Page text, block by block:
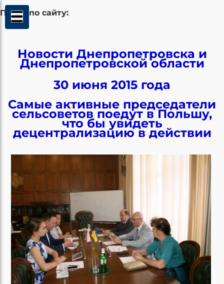
Поиск по сайту:
Новости Днепропетровска и
Днепропетровской области
30 июня 2015 года
Самые активные председатели
сельсоветов поедут в Польшу,
что бы увидеть
децентрализацию в действии